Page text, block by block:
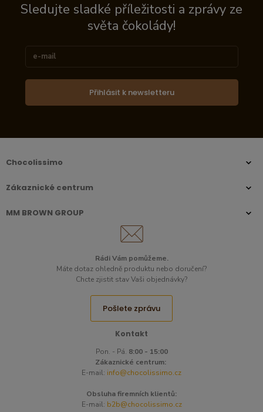
Sledujte sladké příležitosti a zprávy ze
světa čokolády!
Přihlásit k newsletteru
Chocolissimo
Zákaznické centrum
MM BROWN GROUP
Kontakt
Pon. - Pá. 8:00 - 15:00
Zákaznické centrum:
E-mail: info@chocolissimo.cz
Obsluha firemních klientů:
E-mail: b2b@chocolissimo.cz
Rádi Vám pomůžeme.
Máte dotaz ohledně produktu nebo doručení?
Chcte zjistit stav Vaši objednávky?
Pošlete zprávu